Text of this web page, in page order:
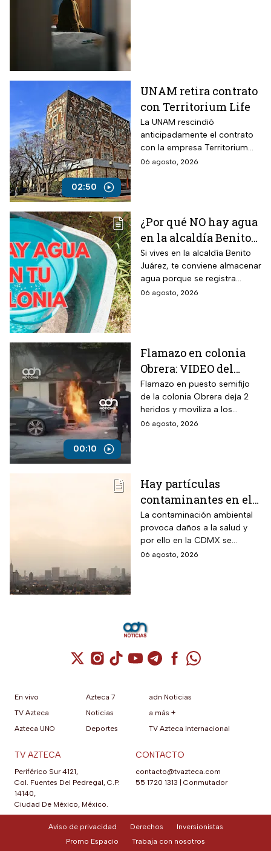
02:50
UNAM retira contrato
con Territorium Life
La UNAM rescindió
anticipadamente el contrato
con la empresa Territorium
Life, encargada del examen
06 agosto, 2026
¿Por qué NO hay agua
en la alcaldía Benito
Juárez? Lista de
colonias afectadas
hasta el viernes
Si vives en la alcaldía Benito
Juárez, te conviene almacenar
agua porque se registra
suspensión del suministro por
06 agosto, 2026
00:10
Flamazo en colonia
Obrera: VIDEO del
siniestro en puesto
semifijo que dejó
heridos
Flamazo en puesto semifijo
de la colonia Obrera deja 2
heridos y moviliza a los
servicios de emergencia en
06 agosto, 2026
Hay partículas
contaminantes en el
ambiente; así está la
calidad del aire hoy
en CDMX
La contaminación ambiental
provoca daños a la salud y
por ello en la CDMX se
monitorea la calidad del aire
06 agosto, 2026
Cuenta de X / Twitter (se abre en una
Cuenta de Instagram (se abre en una
Cuenta de TikTok (se abre en
Cuenta de YouTube (se abre
Cuenta de Telegram (se
Cuenta de
Cuenta de
En vivo
TV Azteca
Azteca UNO
Azteca 7
Noticias
Deportes
adn Noticias
a más +
TV Azteca Internacional
TV AZTECA
Periférico Sur 4121,
Col. Fuentes Del Pedregal, C.P.
14140,
Ciudad De México, México.
CONTACTO
contacto@tvazteca.com
55 1720 1313
Conmutador
Aviso de privacidad Derechos
Inversionistas
Promo Espacio
Trabaja con nosotros